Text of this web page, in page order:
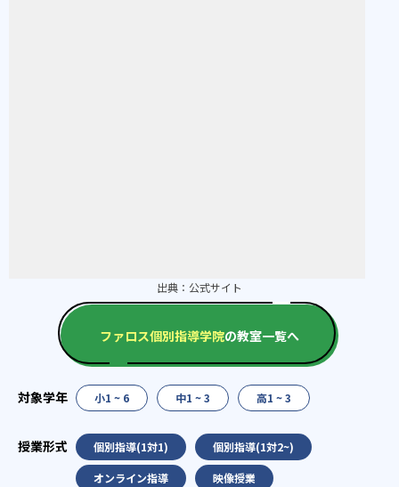
出典： 公式サイト
ファロス個別指導学院の教室一覧へ
小1 ~ 6 中1 ~ 3 高1 ~ 3
個別指導(1対1) 個別指導(1対2~)
オンライン指導 映像授業